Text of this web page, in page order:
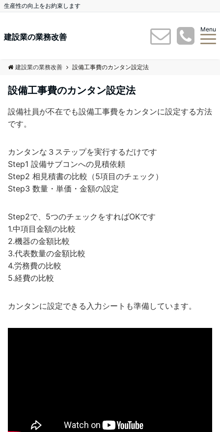
生産性の向上をお約束します
建設業の業務改善
Menu
建設業の業務改善 設備工事費のカンタン設定法
設備工事費のカンタン設定法
設備社員が不在でも設備工事費をカンタンに設定する方法
です。
カンタンな３ステップを実行するだけです
Step1 設備サブコンへの見積依頼
Step2 相見積書の比較（5項目のチェック）
Step3 数量・単価・金額の設定
Step2で、5つのチェックをすればOKです
1.中項目金額の比較
2.機器の金額比較
3.代表数量の金額比較
4.労務費の比較
5.経費の比較
カンタンに設定できる入力シートも準備しています。